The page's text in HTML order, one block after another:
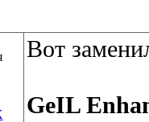
Вот
GeIL